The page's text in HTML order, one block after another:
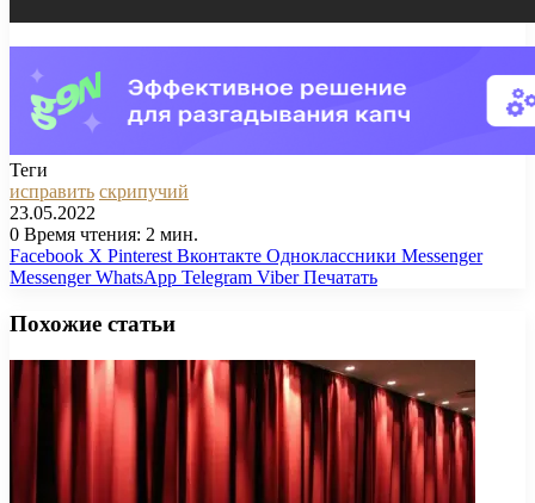
Теги
исправить скрипучий
23.05.2022
0 Время чтения: 2 мин.
Facebook X Pinterest Вконтакте Одноклассники Messenger
Messenger WhatsApp Telegram Viber Печатать
Похожие статьи